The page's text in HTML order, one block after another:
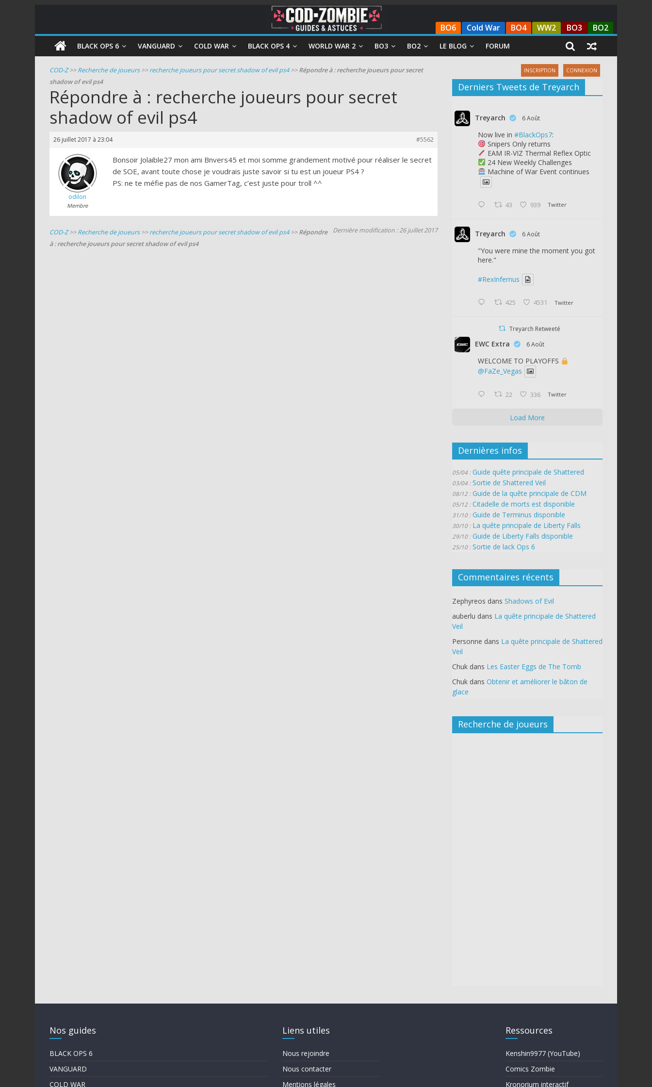
COD
Zombie
Guides
et
astuces
pour
le
zombie
Call
BO6 Cold War BO4 WW2 BO3 BO2
BLACK OPS 6 VANGUARD COLD WAR BLACK OPS 4 WORLD WAR 2 BO3 BO2 LE BLOG FORUM
INSCRIPTION CONNEXION
COD-Z>>Recherche de joueurs>>recherche joueurs pour secret shadow of evil ps4>>Répondre à : recherche joueurs pour secret
shadow of evil ps4
Répondre à : recherche joueurs pour secret
shadow of evil ps4
26 juillet 2017 à 23:04 #5562
odilon
Membre
Bonsoir Jolaible27 mon ami Bnvers45 et moi somme grandement motivé pour réaliser le secret
de SOE, avant toute chose je voudrais juste savoir si tu est un joueur PS4 ?
PS: ne te méfie pas de nos GamerTag, c’est juste pour troll ^^
Dernière modification : 26 juillet 2017
COD-Z>>Recherche de joueurs>>recherche joueurs pour secret shadow of evil ps4>>Répondre
à : recherche joueurs pour secret shadow of evil ps4
Derniers Tweets de Treyarch
Treyarch 6 Août
Now live in #BlackOps7:
Snipers Only returns
EAM IR-VIZ Thermal Reflex Optic
24 New Weekly Challenges
Machine of War Event continues
43 939 Twitter
Treyarch 6 Août
"You were mine the moment you got
here."
#RexInfernus
425 4531 Twitter
Treyarch Retweeté
EWC Extra 6 Août
WELCOME TO PLAYOFFS
@FaZe_Vegas
22 336 Twitter
Load More
Dernières infos
05/04 : Guide quête principale de Shattered
03/04 : Sortie de Shattered Veil
08/12 : Guide de la quête principale de CDM
05/12 : Citadelle de morts est disponible
31/10 : Guide de Terminus disponible
30/10 : La quête principale de Liberty Falls
29/10 : Guide de Liberty Falls disponible
25/10 : Sortie de lack Ops 6
Commentaires récents
Zephyreos dans Shadows of Evil
auberlu dans La quête principale de Shattered
Veil
Personne dans La quête principale de Shattered
Veil
Chuk dans Les Easter Eggs de The Tomb
Chuk dans Obtenir et améliorer le bâton de
glace
Recherche de joueurs
Nos guides
BLACK OPS 6
VANGUARD
COLD WAR
Liens utiles
Nous rejoindre
Nous contacter
Mentions légales
Ressources
Kenshin9977 (YouTube)
Comics Zombie
Kronorium interactif